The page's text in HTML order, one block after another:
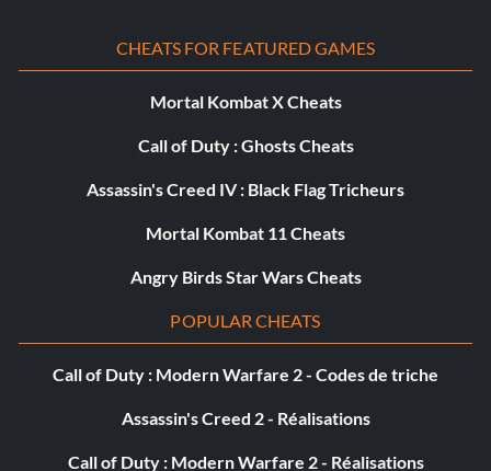
CHEATS FOR FEATURED GAMES
Mortal Kombat X Cheats
Call of Duty : Ghosts Cheats
Assassin's Creed IV : Black Flag Tricheurs
Mortal Kombat 11 Cheats
Angry Birds Star Wars Cheats
POPULAR CHEATS
Call of Duty : Modern Warfare 2 - Codes de triche
Assassin's Creed 2 - Réalisations
Call of Duty : Modern Warfare 2 - Réalisations